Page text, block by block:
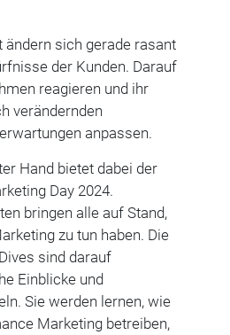
ändern sich gerade rasant
der Kunden. Darauf
reagieren und ihr
verändernden
anpassen.
Hand bietet dabei der
Day 2024.
bringen alle auf Stand,
zu tun haben. Die
sind darauf
Einblicke und
Sie werden lernen, wie
Marketing betreiben,